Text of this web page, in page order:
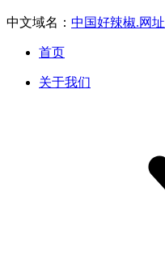
中文域名： 中国好辣椒.网址
首页
关于我们